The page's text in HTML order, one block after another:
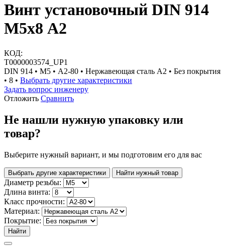
Винт установочный DIN 914
М5х8 А2
КОД:
Т0000003574_UP1
DIN 914 • М5 • A2-80 • Нержавеющая сталь A2 • Без покрытия
• 8 • Выбрать другие характеристики
Задать вопрос инженеру
Отложить Сравнить
Не нашли нужную упаковку или
товар?
Выберите нужный вариант, и мы подготовим его для вас
Выбрать другие характеристики Найти нужный товар
Диаметр резьбы:
Длина винта:
Класс прочности:
Материал:
Покрытие:
Найти